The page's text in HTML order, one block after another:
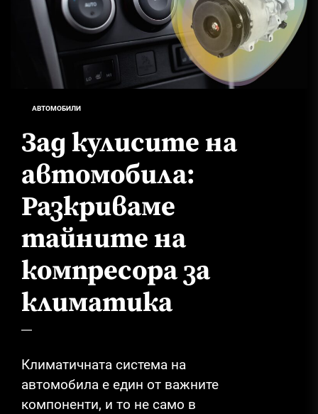
АВТОМОБИЛИ
Зад кулисите на
автомобила:
Разкриваме
тайните на
компресора за
климатика
Климатичната система на
автомобила е един от важните
компоненти, и то не само в